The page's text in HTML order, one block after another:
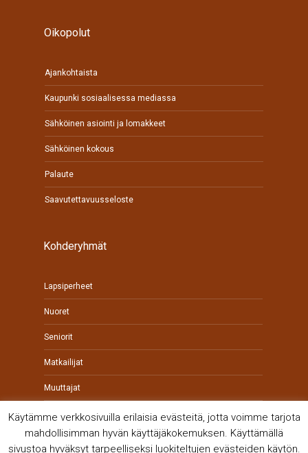
Oikopolut
Ajankohtaista
Kaupunki sosiaalisessa mediassa
Sähköinen asiointi ja lomakkeet
Sähköinen kokous
Palaute
Saavutettavuusseloste
Kohderyhmät
Lapsiperheet
Nuoret
Seniorit
Matkailijat
Muuttajat
Yrittäjät
Käytämme verkkosivuilla erilaisia evästeitä, jotta voimme tarjota
mahdollisimman hyvän käyttäjäkokemuksen. Käyttämällä
sivustoa hyväksyt tarpeelliseksi luokiteltujen evästeiden käytön.